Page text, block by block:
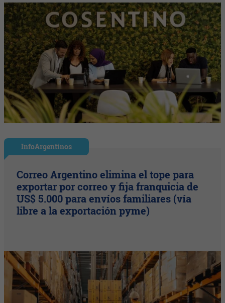
InfoArgentinos
Correo Argentino elimina el tope para
exportar por correo y fija franquicia de
US$ 5.000 para envíos familiares (vía
libre a la exportación pyme)